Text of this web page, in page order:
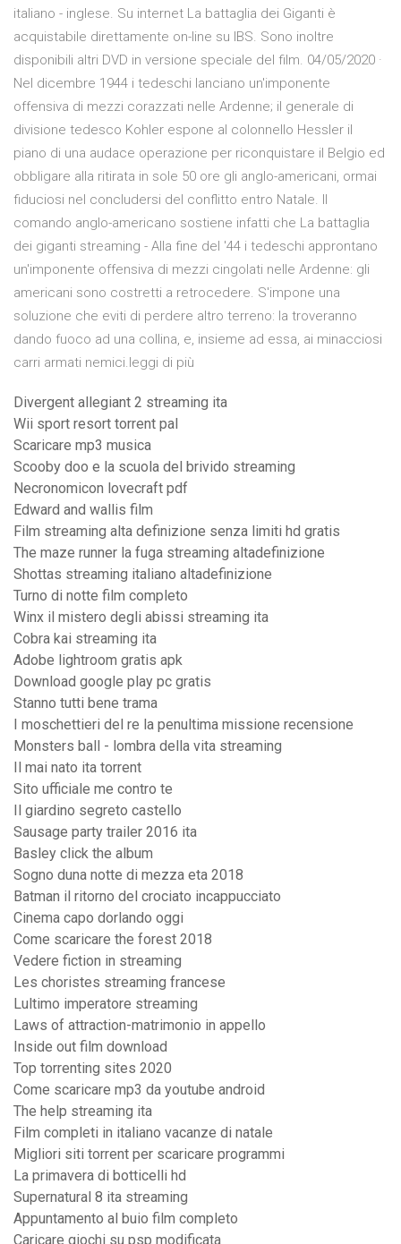
italiano - inglese. Su internet La battaglia dei Giganti è
acquistabile direttamente on-line su IBS. Sono inoltre
disponibili altri DVD in versione speciale del film. 04/05/2020 ·
Nel dicembre 1944 i tedeschi lanciano un'imponente
offensiva di mezzi corazzati nelle Ardenne; il generale di
divisione tedesco Kohler espone al colonnello Hessler il
piano di una audace operazione per riconquistare il Belgio ed
obbligare alla ritirata in sole 50 ore gli anglo-americani, ormai
fiduciosi nel concludersi del conflitto entro Natale. Il
comando anglo-americano sostiene infatti che La battaglia
dei giganti streaming - Alla fine del '44 i tedeschi approntano
un'imponente offensiva di mezzi cingolati nelle Ardenne: gli
americani sono costretti a retrocedere. S'impone una
soluzione che eviti di perdere altro terreno: la troveranno
dando fuoco ad una collina, e, insieme ad essa, ai minacciosi
carri armati nemici.leggi di più
Divergent allegiant 2 streaming ita
Wii sport resort torrent pal
Scaricare mp3 musica
Scooby doo e la scuola del brivido streaming
Necronomicon lovecraft pdf
Edward and wallis film
Film streaming alta definizione senza limiti hd gratis
The maze runner la fuga streaming altadefinizione
Shottas streaming italiano altadefinizione
Turno di notte film completo
Winx il mistero degli abissi streaming ita
Cobra kai streaming ita
Adobe lightroom gratis apk
Download google play pc gratis
Stanno tutti bene trama
I moschettieri del re la penultima missione recensione
Monsters ball - lombra della vita streaming
Il mai nato ita torrent
Sito ufficiale me contro te
Il giardino segreto castello
Sausage party trailer 2016 ita
Basley click the album
Sogno duna notte di mezza eta 2018
Batman il ritorno del crociato incappucciato
Cinema capo dorlando oggi
Come scaricare the forest 2018
Vedere fiction in streaming
Les choristes streaming francese
Lultimo imperatore streaming
Laws of attraction-matrimonio in appello
Inside out film download
Top torrenting sites 2020
Come scaricare mp3 da youtube android
The help streaming ita
Film completi in italiano vacanze di natale
Migliori siti torrent per scaricare programmi
La primavera di botticelli hd
Supernatural 8 ita streaming
Appuntamento al buio film completo
Caricare giochi su psp modificata